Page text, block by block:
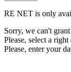
RE NET is only
Sorry, we can't
Please, select a
Please, enter your